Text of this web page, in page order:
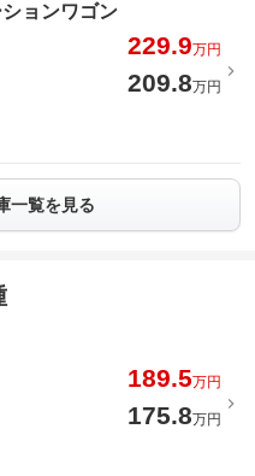
ョンワゴン
229.9万円
209.8万円
一覧を見る
189.5万円
175.8万円